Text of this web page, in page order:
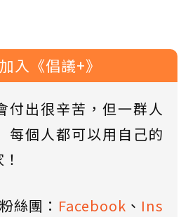
入《倡議+》
付出很辛苦，但一群人
每個人都可以用自己的
絲團： Facebook 、 Ins